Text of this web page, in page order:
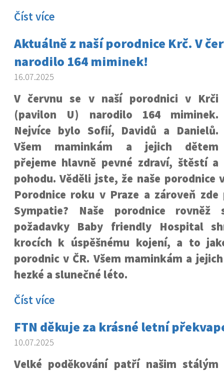
Číst více
Aktuálně z naší porodnice Krč. V
narodilo 164 miminek!
16.07.2025
V červnu se v naší porodnici v Krči
(pavilon U) narodilo 164 miminek.
Nejvíce bylo Sofií, Davidů a Danielů.
Všem maminkám a jejich dětem
přejeme hlavně pevné zdraví, štěstí a
pohodu. Věděli jste, že naše porodnice
Porodnice roku v Praze a zároveň zde
Sympatie? Naše porodnice rovněž
požadavky Baby friendly Hospital
krocích k úspěšnému kojení, a to
porodnic v ČR. Všem maminkám a
hezké a slunečné léto.
Číst více
FTN děkuje za krásné letní
10.07.2025
Velké poděkování patří našim stálým